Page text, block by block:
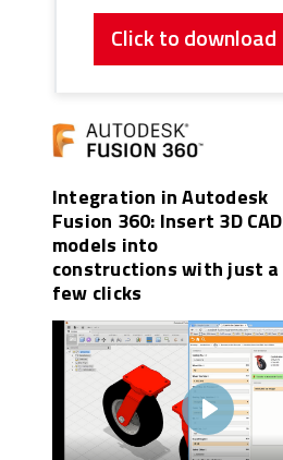
Click to download
Integration in Autodesk
Fusion 360: Insert 3D CAD
models into
constructions with just a
few clicks
Play